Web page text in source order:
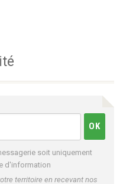
soit uniquement
d'information
territoire en recevant nos